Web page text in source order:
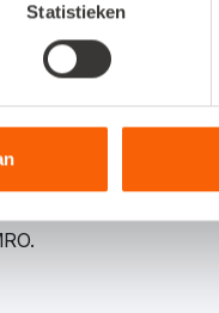
Statistieken
ABN
je je zakelijke
in je administratie,